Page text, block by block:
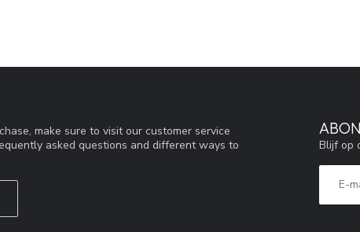
make sure to visit our customer service
asked questions and different ways to
Blijf op